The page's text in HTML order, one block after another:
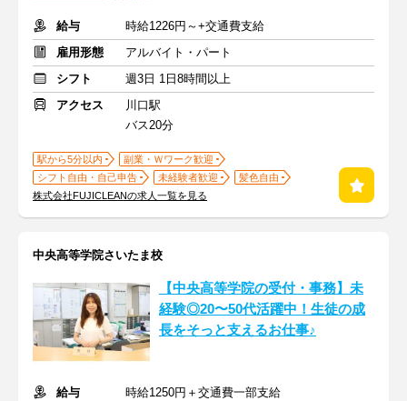
給与
時給1226円～+交通費支給
雇用形態
アルバイト・パート
シフト
週3日 1日8時間以上
アクセス
川口駅
バス20分
駅から5分以内
副業・Ｗワーク歓迎
シフト自由・自己申告
未経験者歓迎
髪色自由
株式会社FUJICLEANの求人一覧を見る
中央高等学院さいたま校
【中央高等学院の受付・事務】未
経験◎20〜50代活躍中！生徒の成
長をそっと支えるお仕事♪
給与
時給1250円＋交通費一部支給